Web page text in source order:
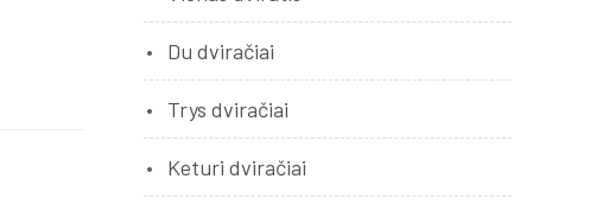
Du dviračiai
Trys dviračiai
Keturi dviračiai